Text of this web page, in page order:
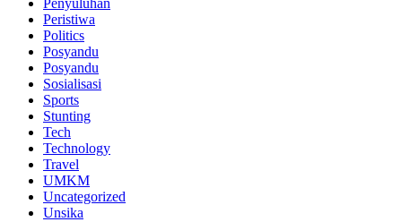
Penyuluhan
Peristiwa
Politics
Posyandu
Posyandu
Sosialisasi
Sports
Stunting
Tech
Technology
Travel
UMKM
Uncategorized
Unsika